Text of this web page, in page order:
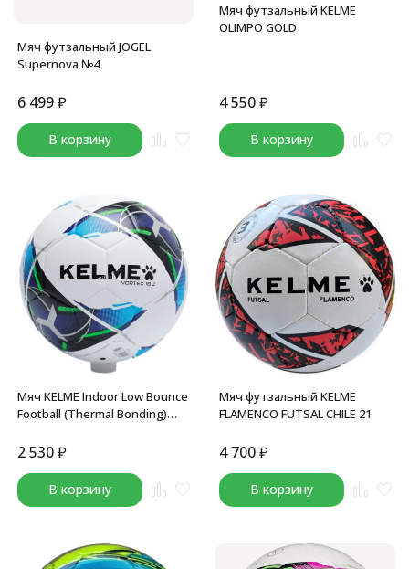
Мяч футзальный JOGEL
Supernova №4
6 499₽
В корзину
Мяч футзальный KELME
OLIMPO GOLD
4 550₽
В корзину
Мяч KELME Indoor Low Bounce
Football (Thermal Bonding)
2 530₽
В корзину
Мяч футзальный KELME
FLAMENCO FUTSAL CHILE 21
4 700₽
В корзину